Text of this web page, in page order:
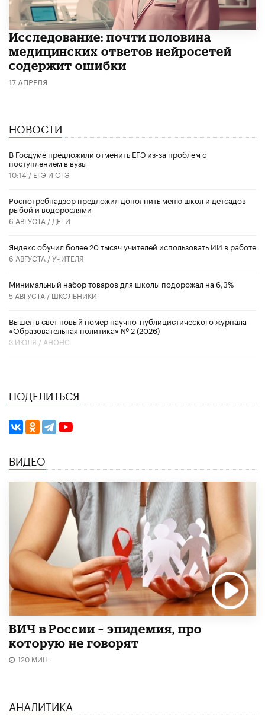
Исследование: почти половина
медицинских ответов нейросетей
содержит ошибки
17 АПРЕЛЯ
НОВОСТИ
В Госдуме предложили отменить ЕГЭ из-за проблем с
поступлением в вузы
10:14 / ЕГЭ И ОГЭ
Роспотребнадзор предложил дополнить меню школ и детсадов
рыбой и водорослями
6 АВГУСТА / ДЕТИ
​Яндекс обучил более 20 тысяч учителей использовать ИИ в работе
6 АВГУСТА /УЧИТЕЛЯ
Минимальный набор товаров для школы подорожал на 6,3%
5 АВГУСТА / ШКОЛЬНИКИ
Вышел в свет новый номер научно-публицистического журнала
«Образовательная политика» № 2 (2026)
3 ИЮЛЯ / АНОНС
ПОДЕЛИТЬСЯ
ВИДЕО
ВИЧ в России – эпидемия, про
которую не говорят
120 МИН.
АНАЛИТИКА